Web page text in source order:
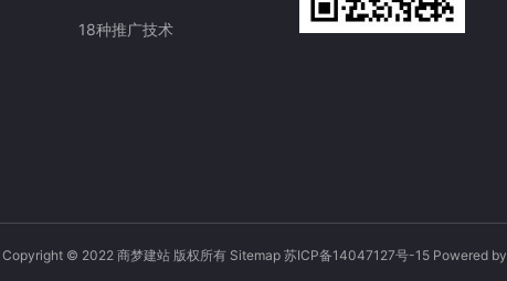
18种推广技术
Copyright © 2022 商梦建站 版权所有 Sitemap 苏ICP备14047127号-15 Powered by